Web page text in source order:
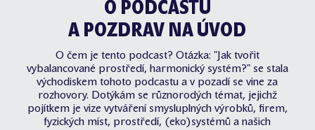
O PODCASTU
A POZDRAV NA ÚVOD
O čem je tento podcast? Otázka: "Jak tvořit
vybalancované prostředí, harmonický systém?" se stala
východiskem tohoto podcastu a v pozadí se vine za
rozhovory. Dotýkám se různorodých témat, jejichž
pojítkem je vize vytváření smysluplných výrobků, firem,
fyzických míst, prostředí, (eko)systémů a našich